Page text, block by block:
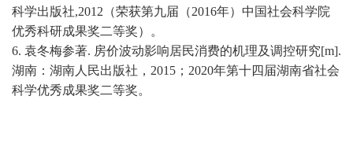
科学出版社,2012（荣获第九届（2016年）中国社会科学院
优秀科研成果奖二等奖）。
6. 袁冬梅参著. 房价波动影响居民消费的机理及调控研究[m].
湖南：湖南人民出版社，2015；2020年第十四届湖南省社会
科学优秀成果奖二等奖。